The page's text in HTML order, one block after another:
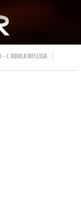
– L’AQUILA RIFLESSA